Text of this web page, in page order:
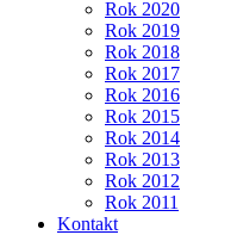
Rok 2020
Rok 2019
Rok 2018
Rok 2017
Rok 2016
Rok 2015
Rok 2014
Rok 2013
Rok 2012
Rok 2011
Kontakt